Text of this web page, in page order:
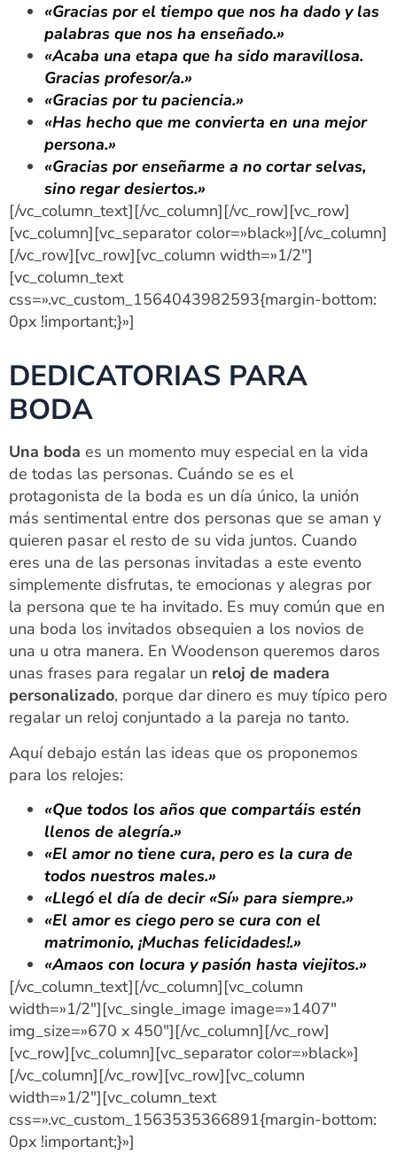
«Gracias por el tiempo que nos ha dado y las
palabras que nos ha enseñado.»
«Acaba una etapa que ha sido maravillosa.
Gracias profesor/a.»
«Gracias por tu paciencia.»
«Has hecho que me convierta en una mejor
persona.»
«Gracias por enseñarme a no cortar selvas,
sino regar desiertos.»
[/vc_column_text][/vc_column][/vc_row][vc_row]
[vc_column][vc_separator color=»black»][/vc_column]
[/vc_row][vc_row][vc_column width=»1/2″]
[vc_column_text
css=».vc_custom_1564043982593{margin-bottom:
0px !important;}»]
DEDICATORIAS PARA
BODA
Una boda es un momento muy especial en la vida
de todas las personas. Cuándo se es el
protagonista de la boda es un día único, la unión
más sentimental entre dos personas que se aman y
quieren pasar el resto de su vida juntos. Cuando
eres una de las personas invitadas a este evento
simplemente disfrutas, te emocionas y alegras por
la persona que te ha invitado. Es muy común que en
una boda los invitados obsequien a los novios de
una u otra manera. En Woodenson queremos daros
unas frases para regalar un reloj de madera
personalizado, porque dar dinero es muy típico pero
regalar un reloj conjuntado a la pareja no tanto.
Aquí debajo están las ideas que os proponemos
para los relojes:
«Que todos los años que compartáis estén
llenos de alegría.»
«El amor no tiene cura, pero es la cura de
todos nuestros males.»
«Llegó el día de decir «Sí» para siempre.»
«El amor es ciego pero se cura con el
matrimonio, ¡Muchas felicidades!.»
«Amaos con locura y pasión hasta viejitos.»
[/vc_column_text][/vc_column][vc_column
width=»1/2″][vc_single_image image=»1407″
img_size=»670 x 450″][/vc_column][/vc_row]
[vc_row][vc_column][vc_separator color=»black»]
[/vc_column][/vc_row][vc_row][vc_column
width=»1/2″][vc_column_text
css=».vc_custom_1563535366891{margin-bottom:
0px !important;}»]